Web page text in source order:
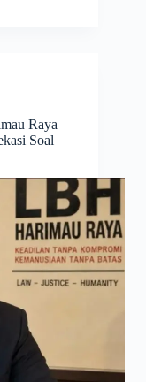
Raya
Soal